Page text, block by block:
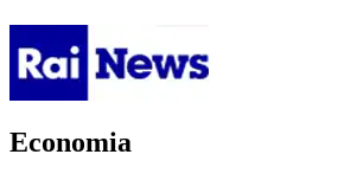
Economia